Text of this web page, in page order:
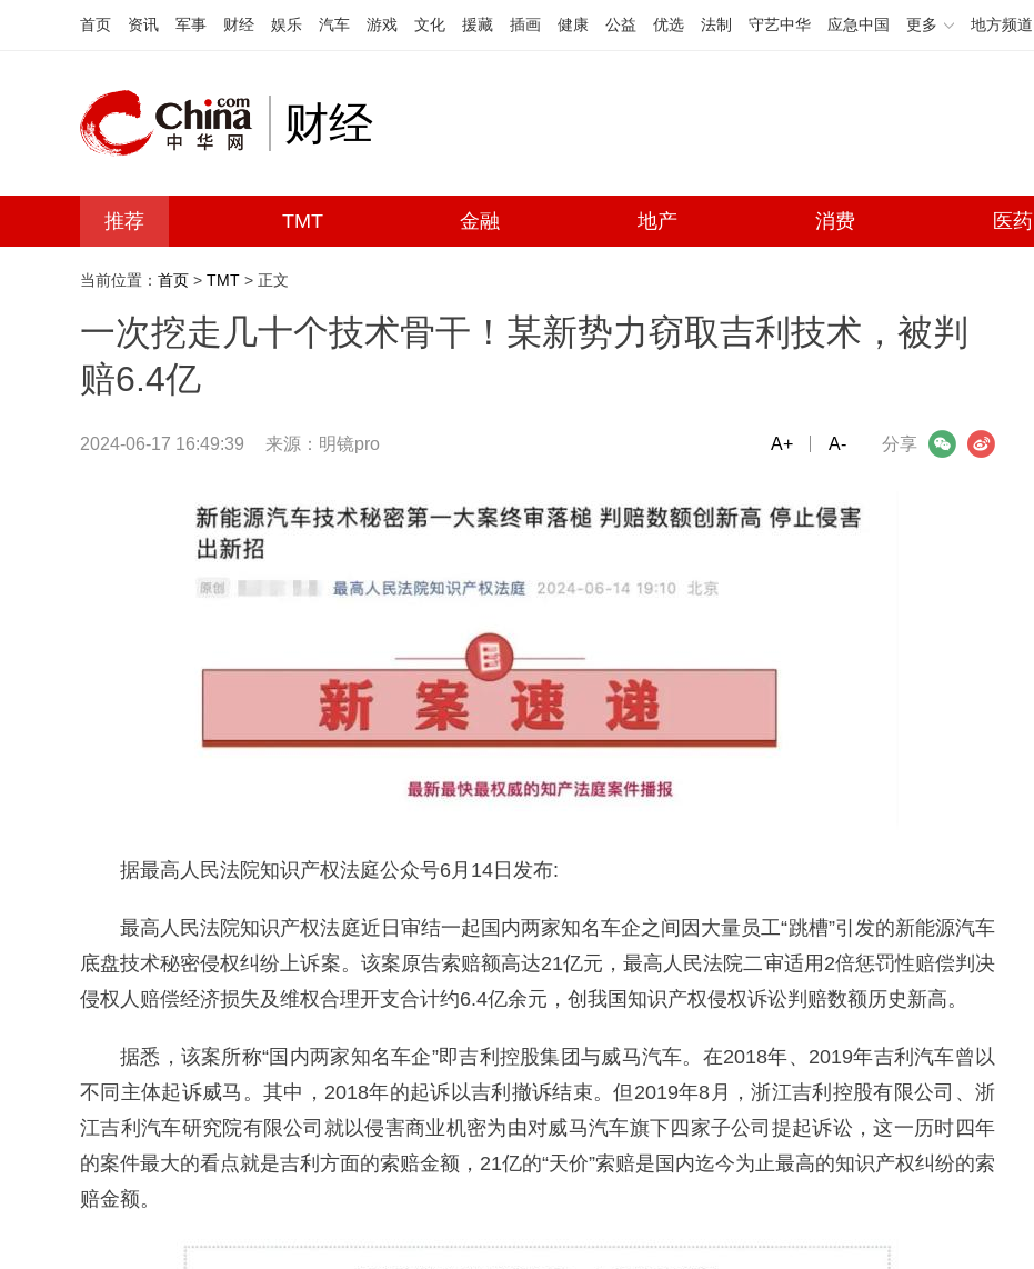
首页 资讯 军事 财经 娱乐 汽车 游戏 文化 援藏 插画 健康 公益 优选 法制 守艺中华 应急中国 更多 地方频道
财经
推荐 TMT 金融 地产 消费 医药
当前位置： 首页 > TMT > 正文
一次挖走几十个技术骨干！某新势力窃取吉利技术，被判
赔6.4亿
2024-06-17 16:49:39 来源：明镜pro 分享
微信 微博
A+ A-
据最高人民法院知识产权法庭公众号6月14日发布:
最高人民法院知识产权法庭近日审结一起国内两家知名车企之间因大量员工“跳槽”引发的新能源汽车
底盘技术秘密侵权纠纷上诉案。该案原告索赔额高达21亿元，最高人民法院二审适用2倍惩罚性赔偿判决
侵权人赔偿经济损失及维权合理开支合计约6.4亿余元，创我国知识产权侵权诉讼判赔数额历史新高。
据悉，该案所称“国内两家知名车企”即吉利控股集团与威马汽车。在2018年、2019年吉利汽车曾以
不同主体起诉威马。其中，2018年的起诉以吉利撤诉结束。但2019年8月，浙江吉利控股有限公司、浙
江吉利汽车研究院有限公司就以侵害商业机密为由对威马汽车旗下四家子公司提起诉讼，这一历时四年
的案件最大的看点就是吉利方面的索赔金额，21亿的“天价”索赔是国内迄今为止最高的知识产权纠纷的索
赔金额。